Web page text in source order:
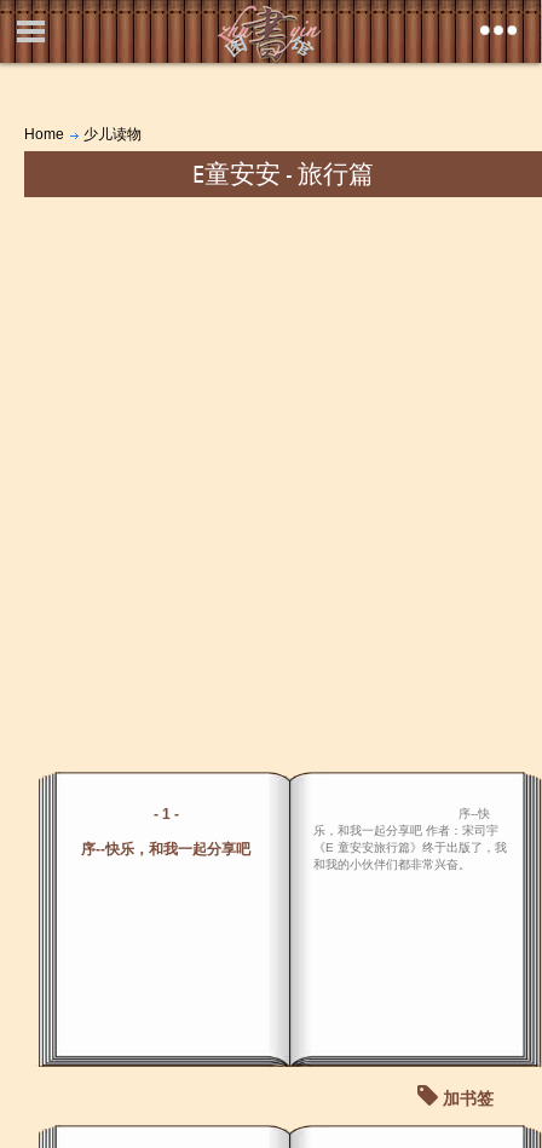
Home 少儿读物
E童安安 - 旅行篇
- 1 -
序--快乐，和我一起分享吧
序--快
乐，和我一起分享吧 作者：宋司宇
《E 童安安旅行篇》终于出版了，我
和我的小伙伴们都非常兴奋。
加书签